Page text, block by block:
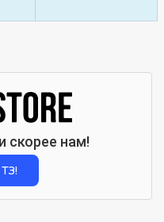
скорее нам!